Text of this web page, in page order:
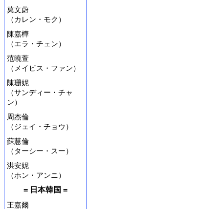
莫文蔚
（カレン・モク）
陳嘉樺
（エラ・チェン）
范曉萱
（メイビス・ファン）
陳珊妮
（サンディー・チャ
ン）
周杰倫
（ジェイ・チョウ）
蘇慧倫
（ターシー・スー）
洪安妮
（ホン・アンニ）
= 日本韓国 =
王嘉爾